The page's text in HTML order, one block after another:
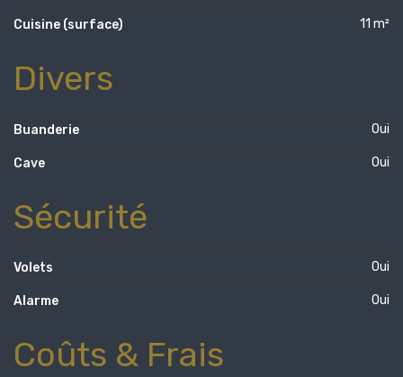
Cuisine (surface) 11 m²
Divers
Buanderie Oui
Cave Oui
Sécurité
Volets Oui
Alarme Oui
Coûts & Frais